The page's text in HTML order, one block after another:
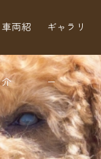
車両紹
介
ギャラリ
ー